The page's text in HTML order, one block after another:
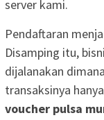
server kami.
Pendaftaran
Disamping itu,
dijalanakan
transaksinya
voucher pulsa